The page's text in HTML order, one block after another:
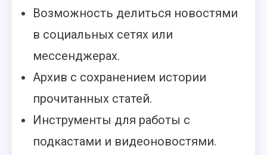
Возможность делиться новостями
в социальных сетях или
мессенджерах.
Архив с сохранением истории
прочитанных статей.
Инструменты для работы с
подкастами и видеоновостями.